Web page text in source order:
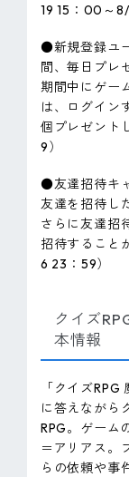
19 15：00～8/
●新規登録ユ
間、毎日プレ
期間中にゲー
は、ログイン
個プレゼント
9）
●友達招待キ
友達を招待し
さらに友達招
招待すること
6 23：59）
クイズ
本情報
「クイズ
に答えながら
RPG。ゲーム
＝アリアス。
らの依頼や事